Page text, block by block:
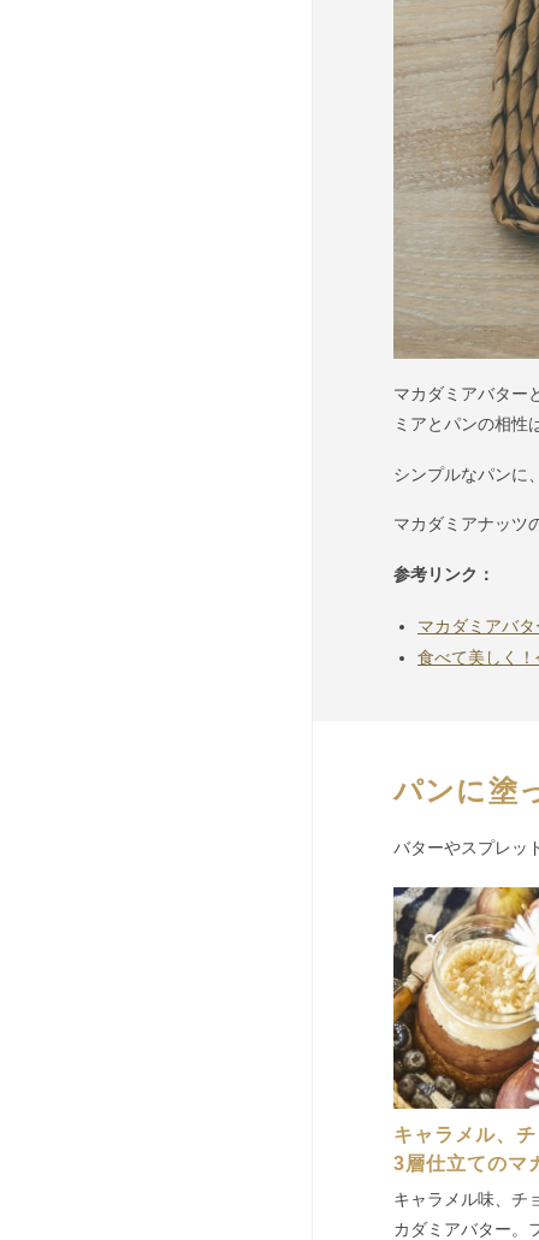
マカダミアバター
ミアとパンの相性
シンプルなパンに
マカダミアナッツ
参考リンク：
マカダミアバ
食べて美しく
パンに塗
バターやスプレッ
キャラメル、
3層仕立てのマ
キャラメル味、チ
カダミアバター。